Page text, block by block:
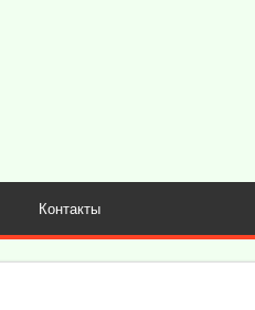
Контакты